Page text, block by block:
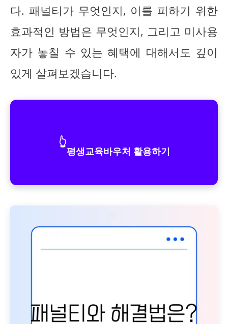
다. 패널티가 무엇인지, 이를 피하기 위한
효과적인 방법은 무엇인지, 그리고 미사용
자가 놓칠 수 있는 혜택에 대해서도 깊이
있게 살펴보겠습니다.
👆
평생교육바우처 활용하기